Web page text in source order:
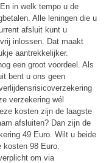
in welk tempo u de
Alle leningen die u
afsluit kunt u
inlossen. Dat maakt
aantrekkelijker.
een groot voordeel. Als
bent u ons geen
verzekering wél
kosten zijn de laagste
afsluiten? Dan zijn de
49 Euro. Wilt u beide
98 Euro.
om via